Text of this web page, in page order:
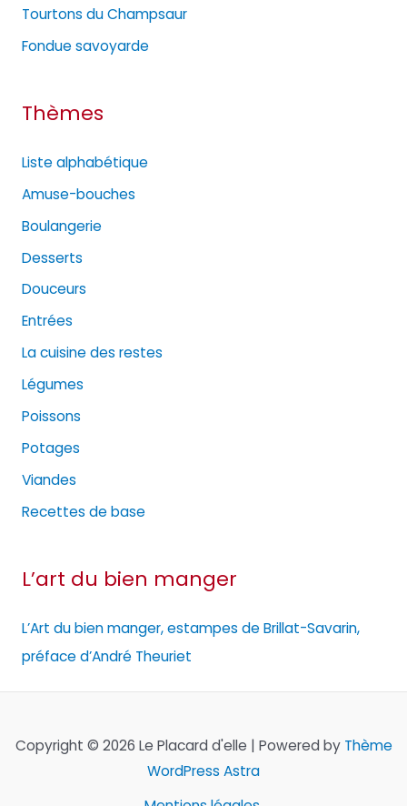
e
s
Tourtons du Champsaur
Fondue savoyarde
Thèmes
Liste alphabétique
Amuse-bouches
Boulangerie
Desserts
Douceurs
Entrées
La cuisine des restes
Légumes
Poissons
Potages
Viandes
Recettes de base
L’art du bien manger
L’Art du bien manger, estampes de Brillat-Savarin,
préface d’André Theuriet
Copyright © 2026 Le Placard d'elle | Powered by Thème
WordPress Astra